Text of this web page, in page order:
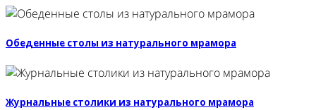
Обеденные столы из натурального мрамора
Журнальные столики из натурального мрамора